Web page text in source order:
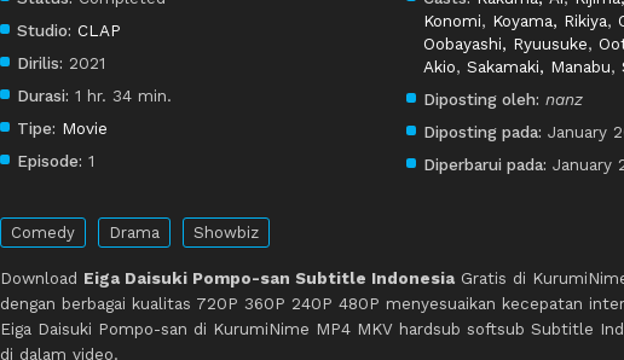
Studio: CLAP
Dirilis: 2021
Durasi: 1 hr. 34 min.
Tipe: Movie
Episode: 1
Konomi, Koyama, Rikiya,
Oobayashi, Ryuusuke,
Akio, Sakamaki, Manabu,
Diposting oleh: nanz
Diposting pada: January
Diperbarui pada: January
Comedy Drama Showbiz
Download Eiga Daisuki Pompo-san Subtitle Indonesia Gratis di
dengan berbagai kualitas 720P 360P 240P 480P menyesuaikan kecepatan
Eiga Daisuki Pompo-san di KurumiNime MP4 MKV hardsub softsub Subtitle
di dalam video.